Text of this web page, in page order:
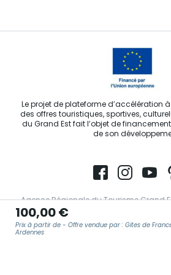
100,00 €
Prix à partir de - Offre vendue par : Gites de
Ardennes
Le projet de plateforme d’accélération
des offres touristiques, sportives,
du Grand Est fait l’objet de
de son
Agence Régionale du Tourisme Grand